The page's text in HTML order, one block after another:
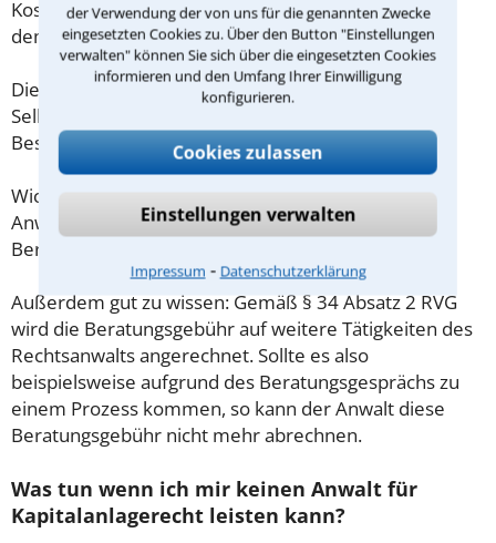
der Verwendung der von uns für die genannten Zwecke
eingesetzten Cookies zu. Über den Button "Einstellungen
verwalten" können Sie sich über die eingesetzten Cookies
informieren und den Umfang Ihrer Einwilligung
konfigurieren.
Cookies zulassen
Einstellungen verwalten
Impressum ⁃ Datenschutzerklärung
Kosten für das erste Beratungsgespräch betragen
demnach maximal 190,00 € zzgl. MwSt.
Diese Regelung gilt jedoch nur für Verbraucher. Für
Selbstständige oder Freiberufler gilt diese
Beschränkung nicht.
Wichtig daher: Klären Sie die Kostenfrage mit Ihrem
Anwalt aus Heidelberg schon zu Beginn der ersten
Beratung.
Außerdem gut zu wissen: Gemäß § 34 Absatz 2 RVG
wird die Beratungsgebühr auf weitere Tätigkeiten des
Rechtsanwalts angerechnet. Sollte es also
beispielsweise aufgrund des Beratungsgesprächs zu
einem Prozess kommen, so kann der Anwalt diese
Beratungsgebühr nicht mehr abrechnen.
Was tun wenn ich mir keinen Anwalt für
Kapitalanlagerecht leisten kann?